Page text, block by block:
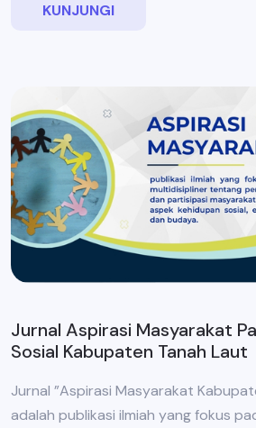
KUNJUNGI
Jurnal Aspirasi Masyarakat
Sosial Kabupaten Tanah Laut
Jurnal ”Aspirasi Masyarakat
adalah publikasi ilmiah yang fokus